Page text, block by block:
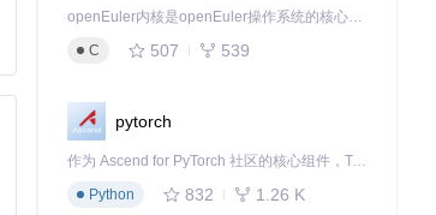
openEuler内核是openEuler操作系统的核心，既是系统性能与稳定性的基石，也是连接处理器、设备与服务的桥梁。
C
507 539
pytorch
作为 Ascend for PyTorch 社区的核心组件，TorchNPU 是昇腾专为 PyTorch 打造的深度学习适配插件，使 PyTorch 框架能够直接调用昇腾 NPU，为开发者提供昇腾 AI 处理器的超强算力。
Python
832 1.26 K